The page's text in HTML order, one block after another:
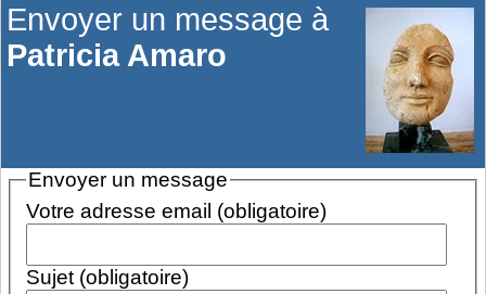
Envoyer un message à
Patricia Amaro
Envoyer un message
Votre adresse email (obligatoire)
Sujet (obligatoire)